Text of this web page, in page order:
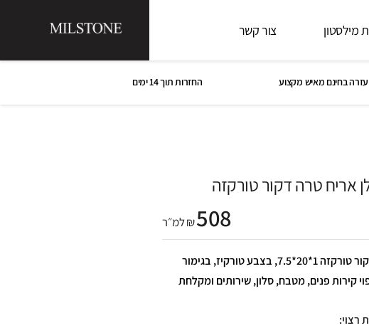
מילסטון צור קשר
עזרה בחינם מאיש מקצוע החזרות תוך 14 ימים
אריח טרה דקור טורקזה
508₪ למ״ר
פורצלן אריח טרה דקור טורקזה 1*20*7.5, בצבע טורקיז, בגימור
קירות פנים, מטבח, סלון, שירותים ומקלחת
רצוי: